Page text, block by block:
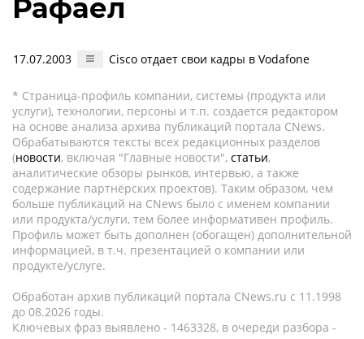
Рафаел
17.07.2003 Cisco отдает свои кадры в Vodafone
* Страница-профиль компании, системы (продукта или
услуги), технологии, персоны и т.п. создается редактором
на основе анализа архива публикаций портала CNews.
Обрабатываются тексты всех редакционных разделов
(новости, включая "Главные новости", статьи,
аналитические обзоры рынков, интервью, а также
содержание партнёрских проектов). Таким образом, чем
больше публикаций на CNews было с именем компании
или продукта/услуги, тем более информативен профиль.
Профиль может быть дополнен (обогащен) дополнительной
информацией, в т.ч. презентацией о компании или
продукте/услуге.
Обработан архив публикаций портала CNews.ru c 11.1998
до 08.2026 годы.
Ключевых фраз выявлено - 1463328, в очереди разбора -